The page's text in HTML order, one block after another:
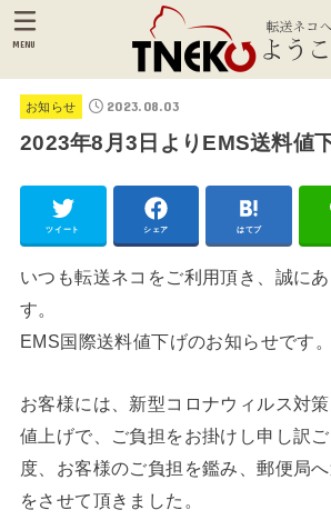
MENU
お知らせ 2023.08.03
2023年8月3日よりEMS送料値
ツイート シェア はてブ
いつも転送ネコをご利用頂き、誠に
す。
EMS国際送料値下げのお知らせです。
お客様には、新型コロナウィルス対
値上げで、ご負担をお掛けし申し訳
度、お客様のご負担を鑑み、郵便局
をさせて頂きました。